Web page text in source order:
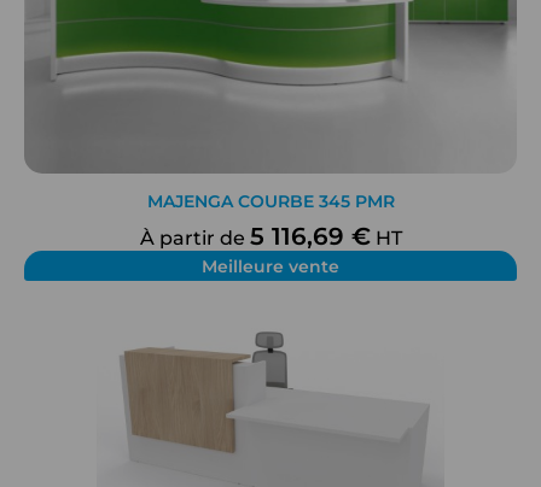
MAJENGA COURBE 345 PMR
À partir de 5 116,69 €HT
Meilleure vente